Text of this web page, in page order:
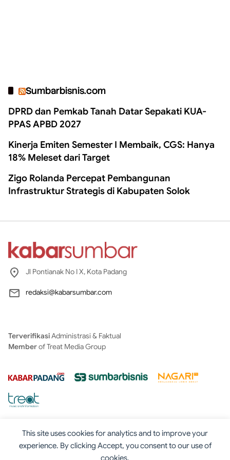
This site uses cookies for analytics and to improve your
experience. By clicking Accept, you consent to our use of
cookies.
Sumbarbisnis.com
DPRD dan Pemkab Tanah Datar Sepakati KUA-
PPAS APBD 2027
Kinerja Emiten Semester I Membaik, CGS: Hanya
18% Meleset dari Target
Zigo Rolanda Percepat Pembangunan
Infrastruktur Strategis di Kabupaten Solok
Jl Pontianak No I X, Kota Padang
redaksi@kabarsumbar.com
TerverifikasiAdministrasi & Faktual
Memberof Treat Media Group